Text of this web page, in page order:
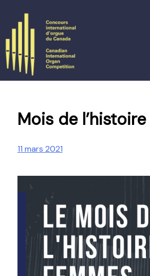
content
Mois de
11 mars 2021